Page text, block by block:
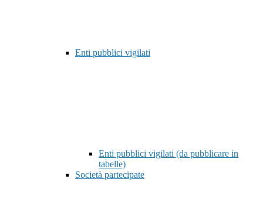
Enti pubblici vigilati
Enti pubblici vigilati (da pubblicare in
tabelle)
Società partecipate